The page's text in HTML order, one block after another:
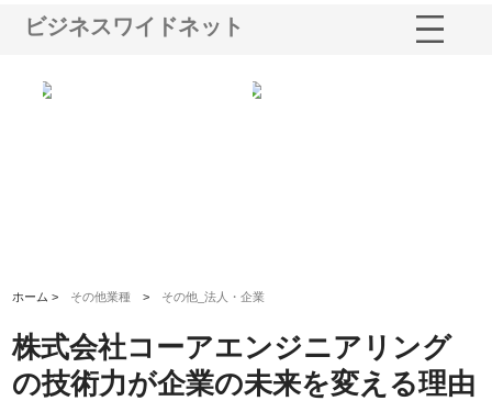
ビジネスワイドネット
ホーム > その他業種 > その他_法人・企業
株式会社コーアエンジニアリング
の技術力が企業の未来を変える理由